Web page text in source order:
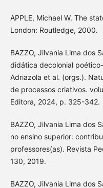
APPLE, Michael W. The
London: Routledge, 2000.
BAZZO, Jilvania Lima dos
didática decolonial
Adriazola et al. (orgs.).
de processos criativos.
Editora, 2024, p. 325-342.
BAZZO, Jilvania Lima dos
no ensino superior:
professores(as). Revista
130, 2019.
BAZZO, Jilvania Lima dos